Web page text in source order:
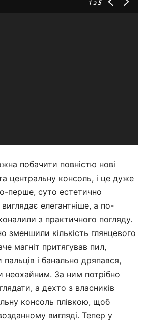
1з 5
побачити повністю нові
центральну консоль, і це дуже
перше, суто естетично
елегантніше, а по-
з практичного погляду.
зменшили кількість глянцевого
магніт притягував пил,
і банально дряпався,
неохайним. За ним потрібно
а дехто з власників
консоль плівкою, щоб
вигляді. Тепер у